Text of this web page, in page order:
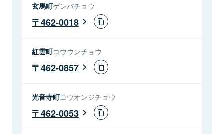
玄馬町ゲンバチョウ
462-0018
紅雲町コウウンチョウ
462-0857
光音寺町コウオンジチョウ
462-0053